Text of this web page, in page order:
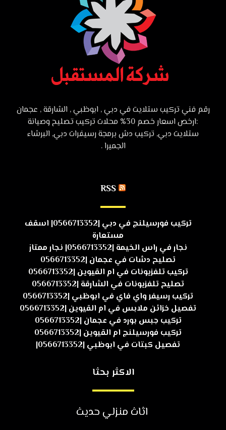
رقم فني تركيب ستلايت في دبي , ابوظبي , الشارقة , عجمان
:ارخص اسعار خصم 30% محلات تركيب تصليح وصيانة
ستلايت دبي, تركيب دش برمجة رسيفرات دبي, البرشاء
الجميرا .
RSS
تركيب فورسيلنج في دبي |0566713352| اسقف
مستعارة
نجار في راس الخيمة |0566713352| نجار ممتاز
تصليح دشات في عجمان |0566713352
تركيب تلفزيونات في ام القيوين |0566713352
تصليح تلفزيونات في الشارقة |0566713352
تركيب رسيفر واي فاي في ابوظبي |0566713352
تفصيل خزائن ملابس في ام القيوين |0566713352
تركيب جبس بورد في عجمان |0566713352
تركيب فورسيلنج ام القيوين |0566713352
تفصيل كبتات في ابوظبي |0566713352|
الاكثر بحثا
اثاث منزلي حديث